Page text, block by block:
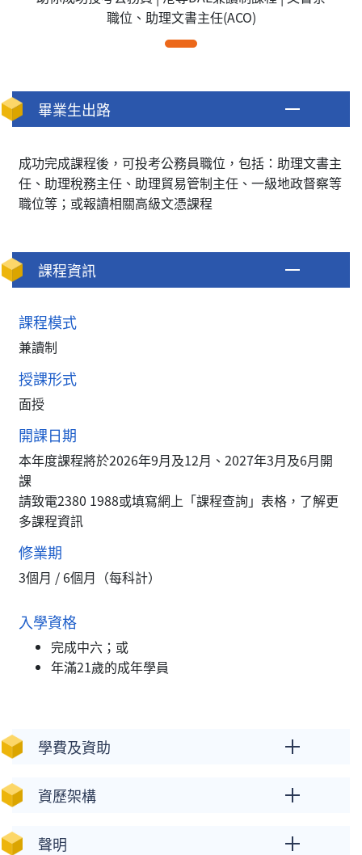
職位、助理文書主任(ACO)
畢業生出路
成功完成課程後，可投考公務員職位，包括：助理文書主
任、助理稅務主任、助理貿易管制主任、一級地政督察等
職位等；或報讀相關高級文憑課程
課程資訊
課程模式
兼讀制
授課形式
面授
開課日期
本年度課程將於2026年9月及12月、2027年3月及6月開
課
請致電2380 1988或填寫網上「課程查詢」表格，了解更
多課程資訊
修業期
3個月 / 6個月（每科計）
入學資格
完成中六；或
年滿21歲的成年學員
學費及資助
資歷架構
聲明